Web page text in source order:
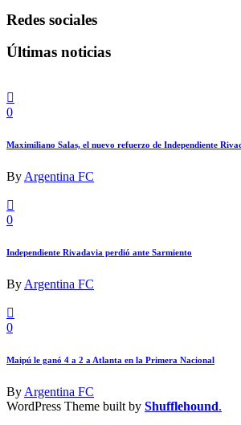
Redes sociales
Últimas noticias
0
Maximiliano Salas, el nuevo refuerzo de Independiente
By Argentina FC
0
Independiente Rivadavia perdió ante Sarmiento
By Argentina FC
0
Maipú le ganó 4 a 2 a Atlanta en la Primera Nacional
By Argentina FC
WordPress Theme built by Shufflehound.